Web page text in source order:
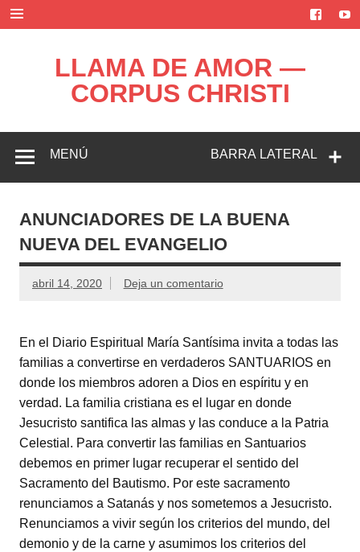
contenido
LLAMA DE AMOR —
CORPUS CHRISTI
BARRA LATERAL
MENÚ
ANUNCIADORES DE LA BUENA
NUEVA DEL EVANGELIO
abril 14, 2020 Deja un comentario
En el Diario Espiritual María Santísima invita a todas las
familias a convertirse en verdaderos SANTUARIOS en
donde los miembros adoren a Dios en espíritu y en
verdad. La familia cristiana es el lugar en donde
Jesucristo santifica las almas y las conduce a la Patria
Celestial. Para convertir las familias en Santuarios
debemos en primer lugar recuperar el sentido del
Sacramento del Bautismo. Por este sacramento
renunciamos a Satanás y nos sometemos a Jesucristo.
Renunciamos a vivir según los criterios del mundo, del
demonio y de la carne y asumimos los criterios del